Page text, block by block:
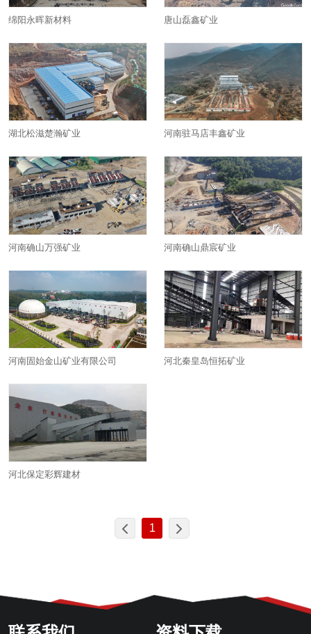
绵阳永晖新材料 唐山磊鑫矿业
湖北松滋楚瀚矿业 河南驻马店丰鑫矿业
河南确山万强矿业 河南确山鼎宸矿业
河南固始金山矿业有限公司 河北秦皇岛恒拓矿业
河北保定彩辉建材
1